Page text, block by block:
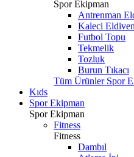
Spor Ekipman
Antrenman
Kaleci
Futbol Topu
Tekmelik
Tozluk
Burun Tıkacı
Tüm Ürünler Spor
Kıds
Spor Ekipman
Spor Ekipman
Fitness
Fitness
Dambıl